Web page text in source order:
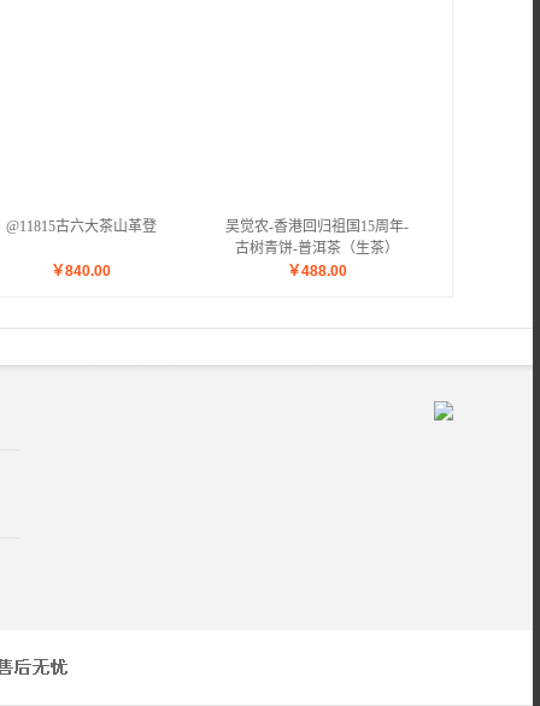
@11815古六大茶山革登
￥840.00
吴觉农-香港回归祖国15周年-
古树青饼-普洱茶（生茶）
￥488.00